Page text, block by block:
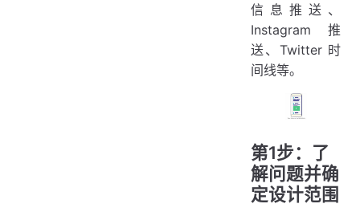
信息推送、
Instagram 推
送、Twitter 时
间线等。
第1步：了
解问题并确
定设计范围